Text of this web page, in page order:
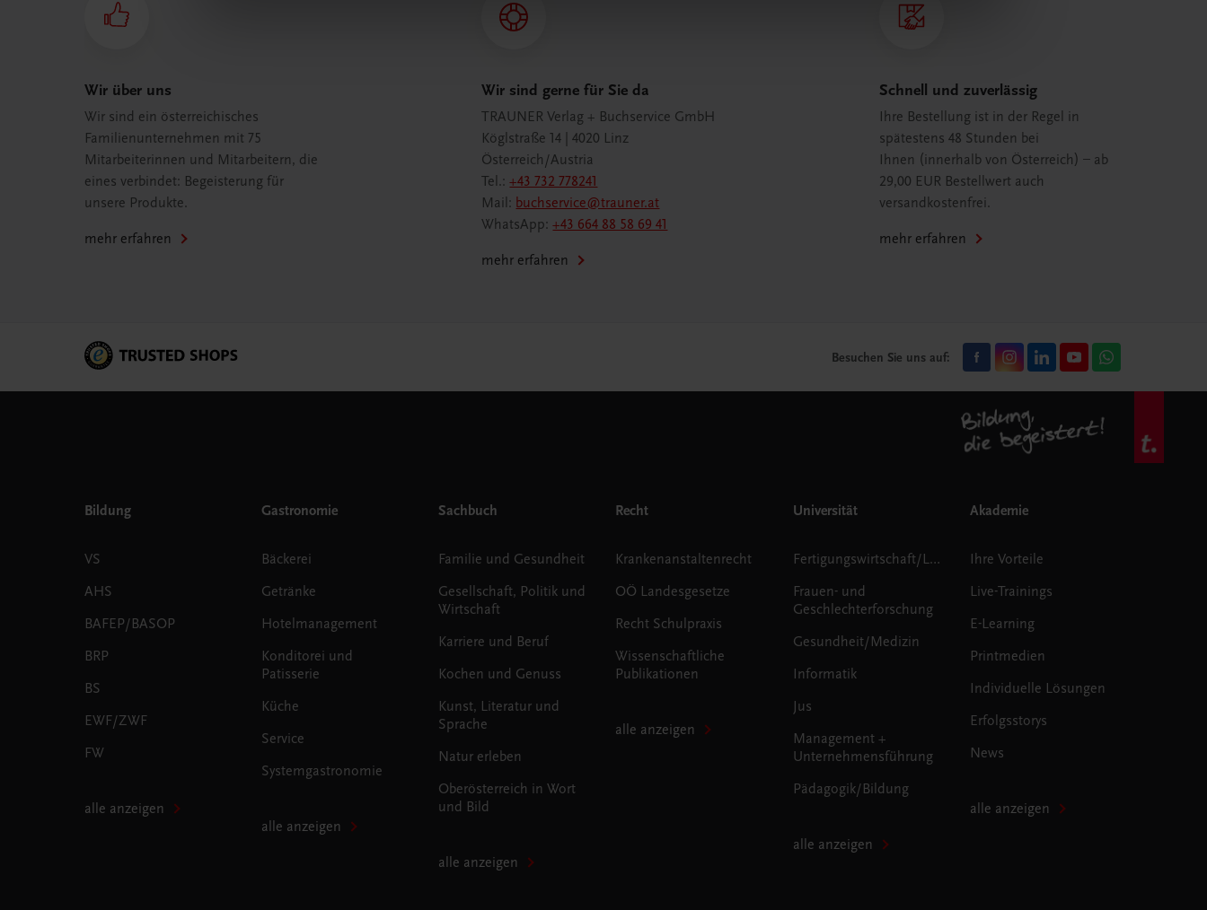
Wir über uns
Wir sind ein österreichisches
Familienunternehmen mit 75
Mitarbeiterinnen und Mitarbeitern, die
eines verbindet: Begeisterung für
unsere Produkte.
mehr erfahren
Wir sind gerne für Sie da
TRAUNER Verlag + Buchservice GmbH
Köglstraße 14 | 4020 Linz
Österreich/Austria
Tel.:+43 732 778241
Mail: buchservice@trauner.at
WhatsApp:+43 664 88 58 69 41
mehr erfahren
Schnell und zuverlässig
Ihre Bestellung ist in der Regel in
spätestens 48 Stunden bei
Ihnen (innerhalb von Österreich) – ab
29,00 EUR Bestellwert auch
versandkostenfrei.
mehr erfahren
Besuchen Sie uns auf:
Bildung
VS
AHS
BAFEP/BASOP
BRP
BS
EWF/ZWF
FW
alle anzeigen
Gastronomie
Bäckerei
Getränke
Hotelmanagement
Konditorei und
Patisserie
Küche
Service
Systemgastronomie
alle anzeigen
Sachbuch
Familie und Gesundheit
Gesellschaft, Politik und
Wirtschaft
Karriere und Beruf
Kochen und Genuss
Kunst, Literatur und
Sprache
Natur erleben
Oberösterreich in Wort
und Bild
alle anzeigen
Recht
Krankenanstaltenrecht
OÖ Landesgesetze
Recht Schulpraxis
Wissenschaftliche
Publikationen
alle anzeigen
Universität
Fertigungswirtschaft/Logistik
Frauen- und
Geschlechterforschung
Gesundheit/Medizin
Informatik
Jus
Management +
Unternehmensführung
Pädagogik/Bildung
alle anzeigen
Akademie
Ihre Vorteile
Live-Trainings
E-Learning
Printmedien
Individuelle Lösungen
Erfolgsstorys
News
alle anzeigen